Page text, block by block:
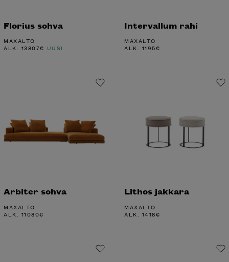
Florius sohva
MAXALTO
ALK. 13807€ UUSI
Intervallum rahi
MAXALTO
ALK. 1195€
Arbiter sohva
MAXALTO
ALK. 11080€
Lithos jakkara
MAXALTO
ALK. 1418€